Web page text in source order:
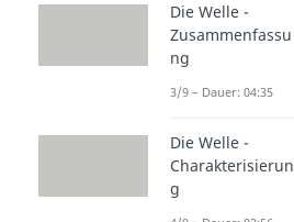
Die Welle -
Zusammenfassu
ng
3/9 – Dauer: 04:35
Die Welle -
Charakterisierun
g